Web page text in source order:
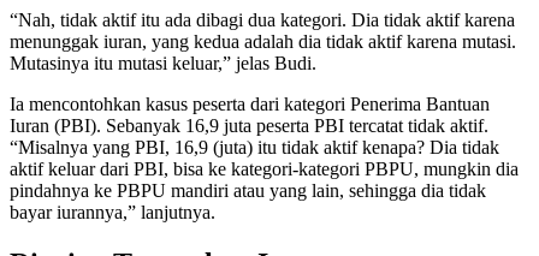
“Nah, tidak aktif itu ada dibagi dua kategori. Dia tidak aktif karena
menunggak iuran, yang kedua adalah dia tidak aktif karena mutasi.
Mutasinya itu mutasi keluar,” jelas Budi.
Ia mencontohkan kasus peserta dari kategori Penerima Bantuan
Iuran (PBI). Sebanyak 16,9 juta peserta PBI tercatat tidak aktif.
“Misalnya yang PBI, 16,9 (juta) itu tidak aktif kenapa? Dia tidak
aktif keluar dari PBI, bisa ke kategori-kategori PBPU, mungkin dia
pindahnya ke PBPU mandiri atau yang lain, sehingga dia tidak
bayar iurannya,” lanjutnya.